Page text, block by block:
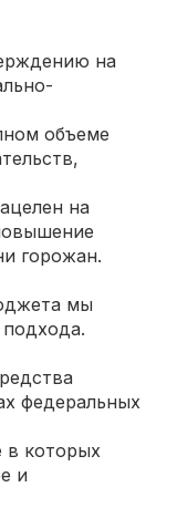
на
объеме
на
горожан.
мы
федеральных
в которых
и